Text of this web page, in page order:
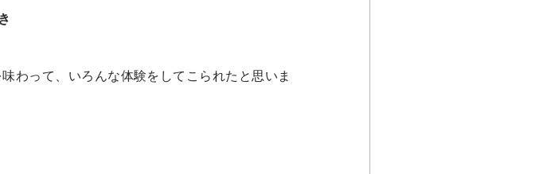
わって、いろんな体験をしてこられたと思いま